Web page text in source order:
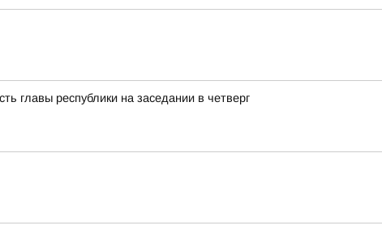
главы республики на заседании в четверг